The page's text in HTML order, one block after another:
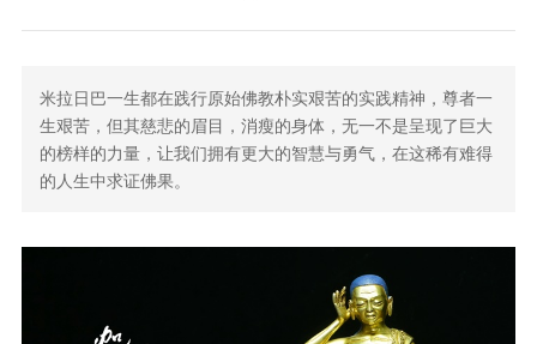
米拉日巴一生都在践行原始佛教朴实艰苦的实践精神，尊者一
生艰苦，但其慈悲的眉目，消瘦的身体，无一不是呈现了巨大
的榜样的力量，让我们拥有更大的智慧与勇气，在这稀有难得
的人生中求证佛果。